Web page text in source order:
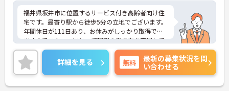
福井県坂井市に位置するサービス付き高齢者向け住
宅です。最寄り駅から徒歩5分の立地でございます。
年間休日が111日あり、お休みがしっかり取得でき
ますのでスタッフにとって理想の働き方を実現して
います。
賞与は計3.8ヶ月分の支給実績と嬉しい高待遇です。
ご興味のある方には、面接対策ポイントなど、さら
に詳細をお話しいたしますのでお気軽にご相談くだ
さい！
詳細を見る 無料
最新の募集状況を問
い合わせる